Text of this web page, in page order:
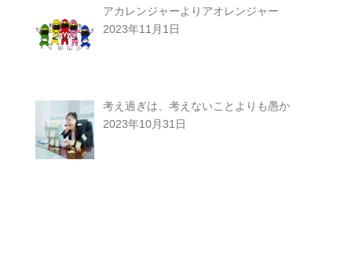
アカレンジャーよりアオレンジャー
2023年11月1日
考え過ぎは、考えないことよりも愚か
2023年10月31日